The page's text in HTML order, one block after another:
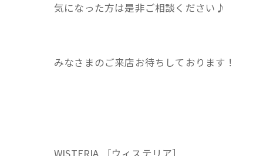
気になった方は是非ご相談ください♪
みなさまのご来店お待ちしております！
WISTERIA ［ウィステリア］